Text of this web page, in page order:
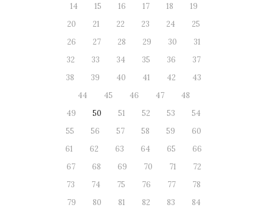
14
15 16 17 18
19
20
21 22 23 24
25
26
27 28 29 30
31
32
33 34 35 36
37
38
39 40 41 42
43
44
45 46 47
48
49
50 51 52 53
54
55
56 57 58 59
60
61
62 63 64 65
66
67
68 69 70 71
72
73
74 75 76 77
78
79
80 81 82 83
84